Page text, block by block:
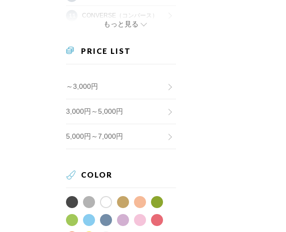
CONVERSE（コンバース）
もっと見る
PRICE LIST
～3,000円
3,000円～5,000円
5,000円～7,000円
COLOR